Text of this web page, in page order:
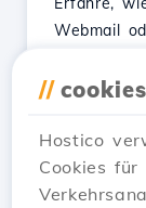
Webmail
zur
Siehe
// cookies
Hostico
Cookies